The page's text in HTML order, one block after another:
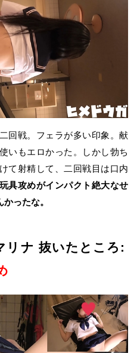
回戦。フェラが多い印象。献
いもエロかった。しかし勃ち
て射精して、二回戦目は口内
具攻めがインパクト絶大なせ
ったな。
リナ 抜いたところ: